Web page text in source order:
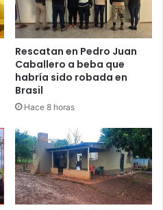
Rescatan en Pedro Juan
Caballero a beba que
habría sido robada en
Brasil
Hace 8 horas